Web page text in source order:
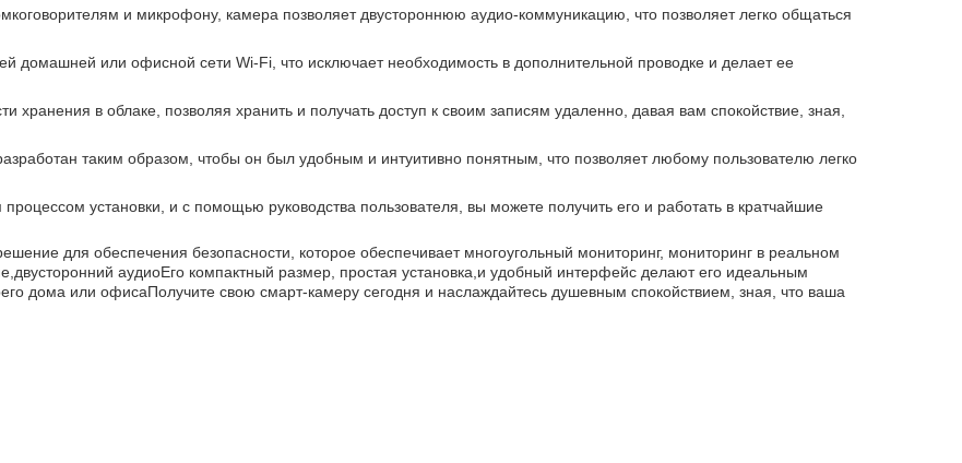
и микрофону, камера позволяет двустороннюю аудио-коммуникацию, что позволяет легко общаться
домашней или офисной сети Wi-Fi, что исключает необходимость в дополнительной проводке и делает ее
хранения в облаке, позволяя хранить и получать доступ к своим записям удаленно, давая вам спокойствие, зная,
таким образом, чтобы он был удобным и интуитивно понятным, что позволяет любому пользователю легко
установки, и с помощью руководства пользователя, вы можете получить его и работать в кратчайшие
для обеспечения безопасности, которое обеспечивает многоугольный мониторинг, мониторинг в реальном
аудиоЕго компактный размер, простая установка,и удобный интерфейс делают его идеальным
дома или офисаПолучите свою смарт-камеру сегодня и наслаждайтесь душевным спокойствием, зная, что ваша